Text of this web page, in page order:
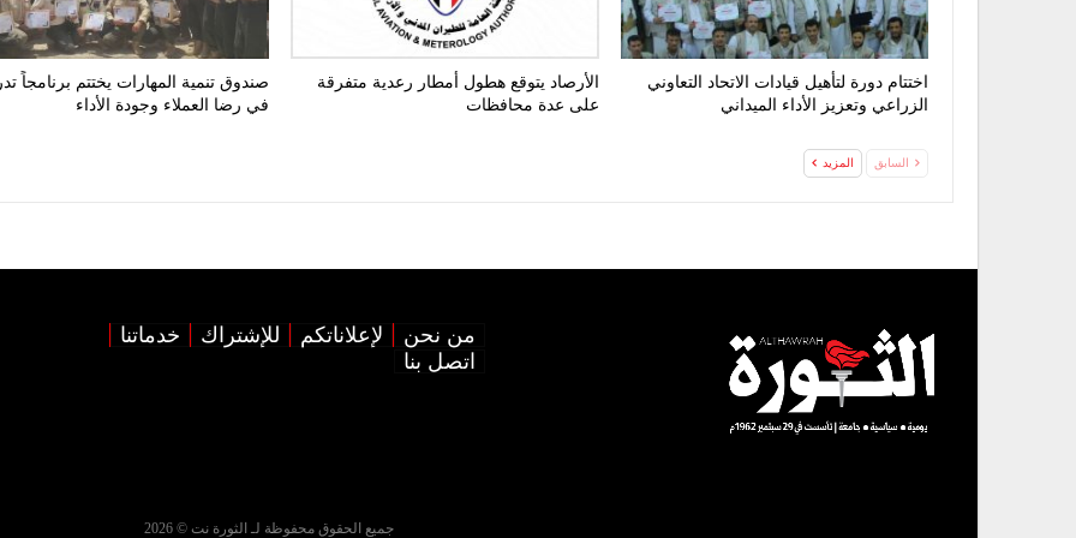
اختتام دورة لتأهيل قيادات الاتحاد التعاوني
الزراعي وتعزيز الأداء الميداني
الأرصاد يتوقع هطول أمطار رعدية متفرقة
على عدة محافظات
صندوق تنمية المهارات يختتم برنامجاً
في رضا العملاء وجودة الأداء
السابق المزيد
من نحن لإعلاناتكم للإشتراك
خدماتنا
اتصل بنا
جميع الحقوق محفوظة لـ الثورة نت © 2026